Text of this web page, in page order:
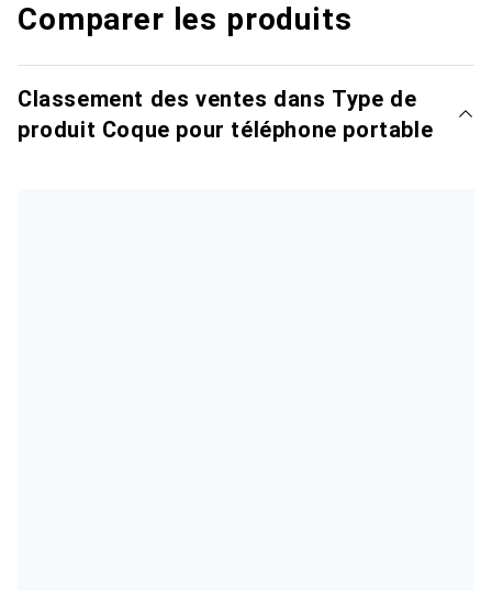
Comparer les produits
Classement des ventes dans Type de
produit Coque pour téléphone portable